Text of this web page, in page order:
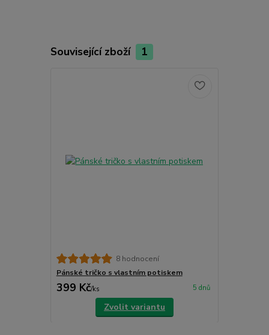
Související zboží 1
8 hodnocení
Pánské tričko s vlastním potiskem
399 Kč/ks 5 dnů
Zvolit variantu